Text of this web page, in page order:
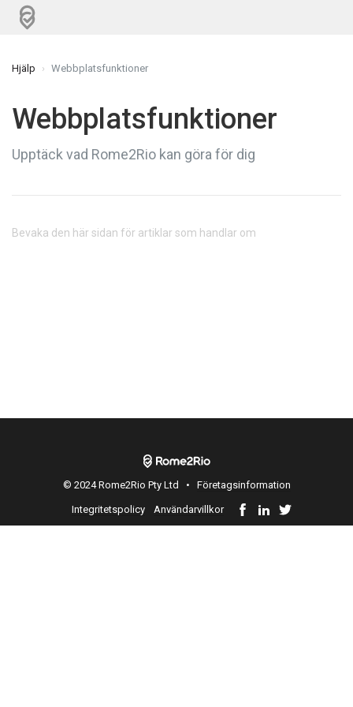
Hjälp Webbplatsfunktioner
Webbplatsfunktioner
Upptäck vad Rome2Rio kan göra för dig
Bevaka den här sidan för artiklar som handlar om
© 2024 Rome2Rio Pty Ltd • Företagsinformation
Integritetspolicy Användarvillkor